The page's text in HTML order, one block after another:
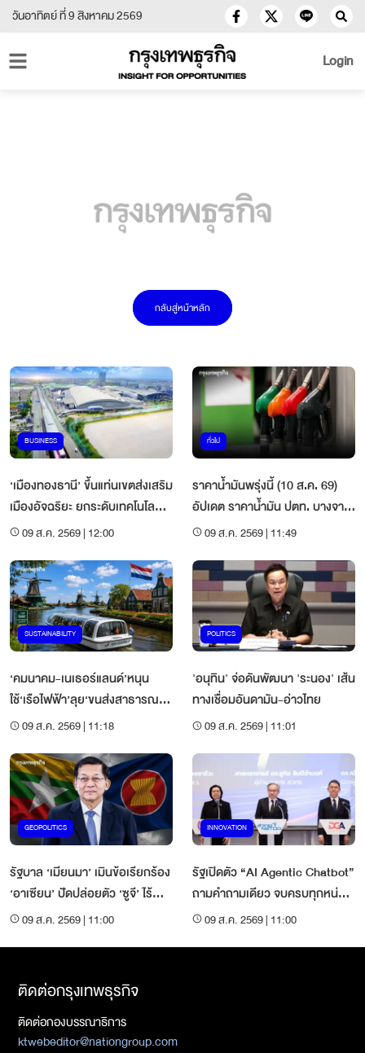
วันอาทิตย์ ที่ 9 สิงหาคม 2569
Login
กลับสู่หน้าหลัก
BUSINESS
‘เมืองทองธานี’ ขึ้นแท่นเขตส่งเสริม
เมืองอัจฉริยะ ยกระดับเทคโนโลยี-
สิ่งแวดล้อมเคลื่อนเศรษฐกิจ
09 ส.ค. 2569 | 12:00
ทั่วไป
ราคาน้ำมันพรุ่งนี้ (10 ส.ค. 69)
อัปเดต ราคาน้ำมัน ปตท. บางจาก
เชลล์09 ส.ค. 2569 | 11:49
SUSTAINABILITY
‘คมนาคม-เนเธอร์แลนด์’หนุน
ใช้‘เรือไฟฟ้า’ลุย‘ขนส่งสาธารณะ-
ท่องเที่ยว’สีเขียว
09 ส.ค. 2569 | 11:18
POLITICS
'อนุทิน' จ่อดันพัฒนา 'ระนอง' เส้น
ทางเชื่อมอันดามัน-อ่าวไทย
09 ส.ค. 2569 | 11:01
GEOPOLITICS
รัฐบาล ‘เมียนมา’ เมินข้อเรียกร้อง
‘อาเซียน’ ปัดปล่อยตัว ‘ซูจี’ ไร้
เงื่อนไข-ส่อเลิกรับผู้แทนพิเศษ
09 ส.ค. 2569 | 11:00
INNOVATION
รัฐเปิดตัว “AI Agentic Chatbot”
ถามคำถามเดียว จบครบทุกหน่วย
งาน09 ส.ค. 2569 | 11:00
ติดต่อกรุงเทพธุรกิจ
ติดต่อกองบรรณาธิการ
ktwebeditor@nationgroup.com